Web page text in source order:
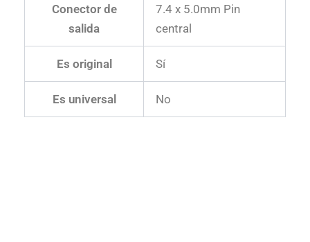
Conector de
salida
7.4 x 5.0mm Pin
central
Es original Sí
Es universal No